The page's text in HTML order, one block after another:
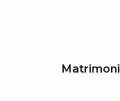
Matrimoni